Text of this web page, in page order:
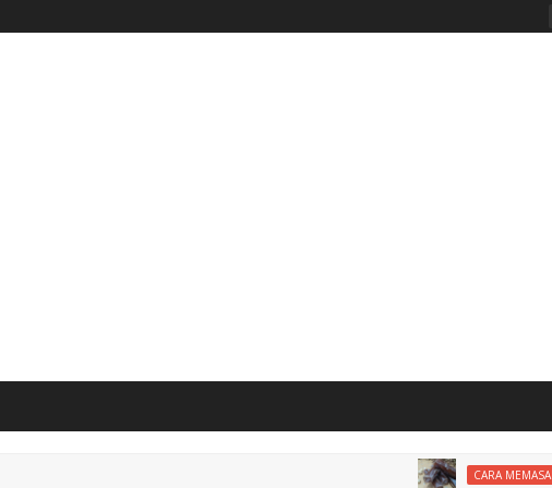
CARA MEMASAK DODOL